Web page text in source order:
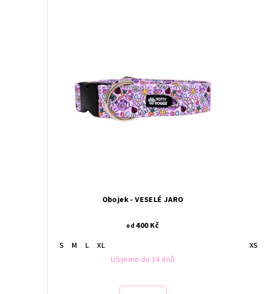
Obojek - VESELÉ JARO
od 400 Kč
S
M L
XL
Ušijeme do 14 dnů
XS